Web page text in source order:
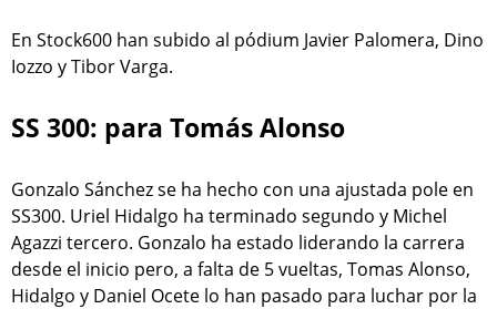
En Stock600 han subido al pódium Javier Palomera, Dino
Iozzo y Tibor Varga.
SS 300: para Tomás Alonso
Gonzalo Sánchez se ha hecho con una ajustada pole en
SS300. Uriel Hidalgo ha terminado segundo y Michel
Agazzi tercero. Gonzalo ha estado liderando la carrera
desde el inicio pero, a falta de 5 vueltas, Tomas Alonso,
Hidalgo y Daniel Ocete lo han pasado para luchar por la